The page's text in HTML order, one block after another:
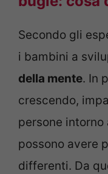
Secondo gli
i bambini a
della mente. In
crescendo,
persone intorno
possono avere
differenti. Da